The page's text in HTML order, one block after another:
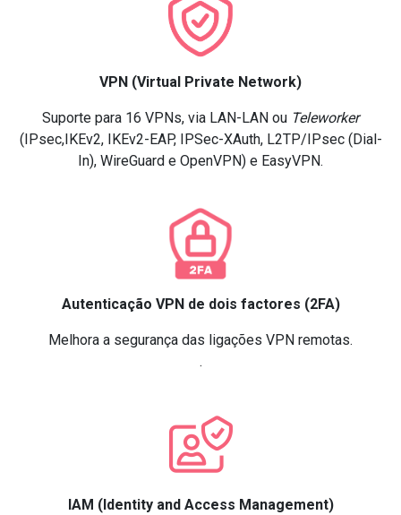
VPN (Virtual Private Network)
Suporte para 16 VPNs, via LAN-LAN ou Teleworker
(IPsec,IKEv2, IKEv2-EAP, IPSec-XAuth, L2TP/IPsec (Dial-
In), WireGuard e OpenVPN) e EasyVPN.
Autenticação VPN de dois factores (2FA)
Melhora a segurança das ligações VPN remotas.
.
IAM (Identity and Access Management)